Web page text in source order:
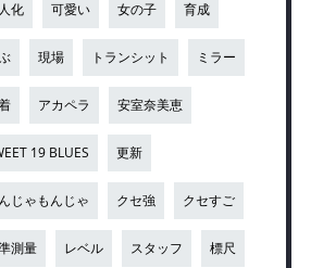
化 可愛い 女の子 育成
現場 トランシット ミラー
アカペラ 安室奈美恵
19 BLUES 更新
じゃもんじゃ クセ強 クセすご
測量 レベル スタッフ 標尺